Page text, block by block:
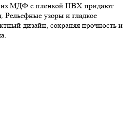
из МДФ с пленкой ПВХ придают
узоры и гладкое
дизайн, сохраняя прочность и